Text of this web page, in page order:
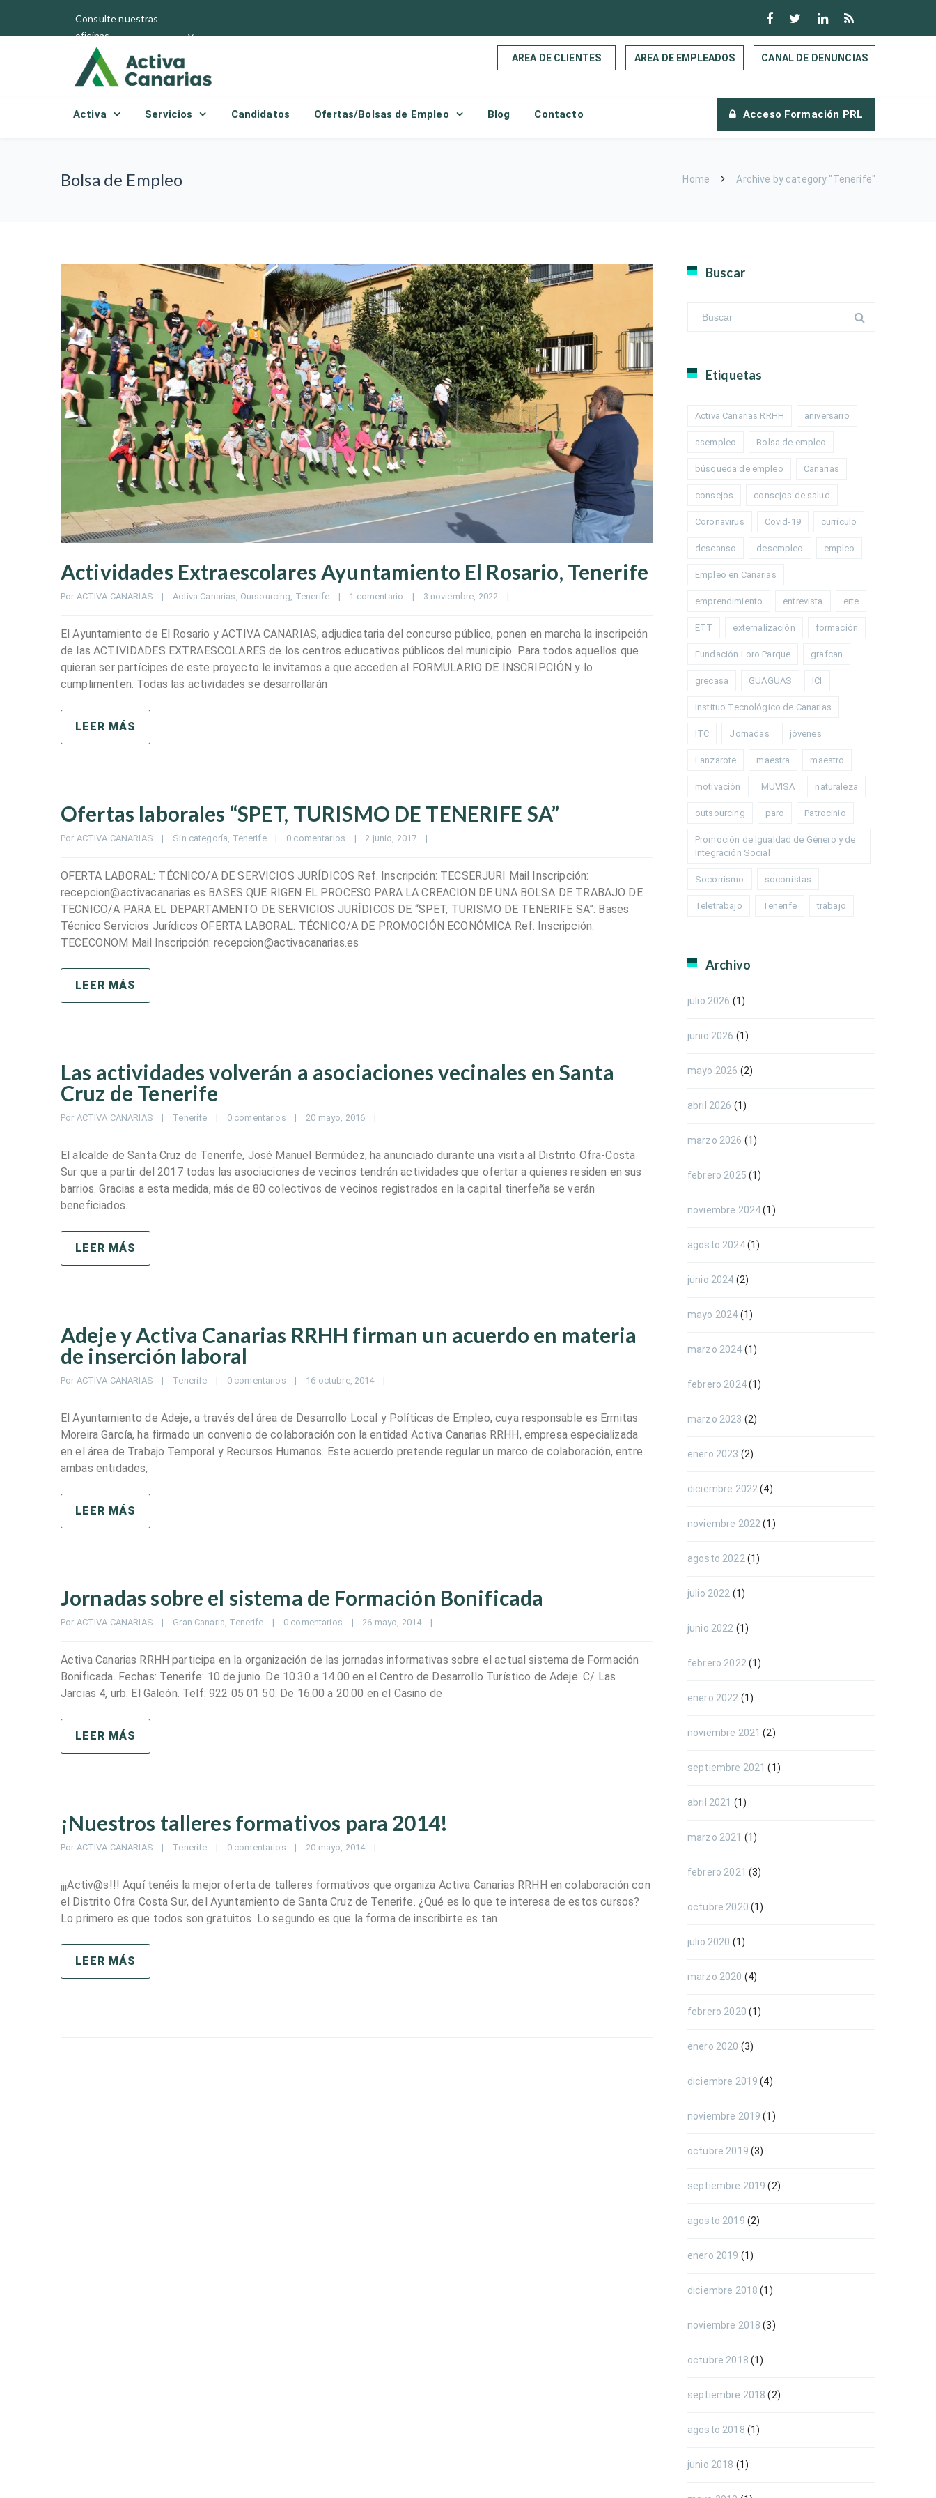
Consulte nuestras
oficinas
AREA DE CLIENTES AREA DE EMPLEADOS CANAL DE DENUNCIAS
Activa Servicios Candidatos Ofertas/Bolsas de Empleo Blog Contacto Acceso Formación PRL
Bolsa de Empleo Home Archive by category "Tenerife"
Actividades Extraescolares Ayuntamiento El Rosario, Tenerife
Por ACTIVA CANARIAS | Activa Canarias , Oursourcing, Tenerife | 1 comentario | 3 noviembre, 2022 |
El Ayuntamiento de El Rosario y ACTIVA CANARIAS, adjudicataria del concurso público, ponen en marcha la inscripción
de las ACTIVIDADES EXTRAESCOLARES de los centros educativos públicos del municipio. Para todos aquellos que
quieran ser partícipes de este proyecto le invitamos a que acceden al FORMULARIO DE INSCRIPCIÓN y lo
cumplimenten. Todas las actividades se desarrollarán
LEER MÁS
Ofertas laborales “SPET, TURISMO DE TENERIFE SA”
Por ACTIVA CANARIAS | Sin categoría, Tenerife | 0 comentarios | 2 junio, 2017 |
OFERTA LABORAL: TÉCNICO/A DE SERVICIOS JURÍDICOS Ref. Inscripción: TECSERJURI Mail Inscripción:
recepcion@activacanarias.es BASES QUE RIGEN EL PROCESO PARA LA CREACION DE UNA BOLSA DE TRABAJO DE
TECNICO/A PARA EL DEPARTAMENTO DE SERVICIOS JURÍDICOS DE “SPET, TURISMO DE TENERIFE SA”: Bases
Técnico Servicios Jurídicos OFERTA LABORAL: TÉCNICO/A DE PROMOCIÓN ECONÓMICA Ref. Inscripción:
TECECONOM Mail Inscripción: recepcion@activacanarias.es
LEER MÁS
Las actividades volverán a asociaciones vecinales en Santa
Cruz de Tenerife
Por ACTIVA CANARIAS | Tenerife | 0 comentarios | 20 mayo, 2016 |
El alcalde de Santa Cruz de Tenerife, José Manuel Bermúdez, ha anunciado durante una visita al Distrito Ofra-Costa
Sur que a partir del 2017 todas las asociaciones de vecinos tendrán actividades que ofertar a quienes residen en sus
barrios. Gracias a esta medida, más de 80 colectivos de vecinos registrados en la capital tinerfeña se verán
beneficiados.
LEER MÁS
Adeje y Activa Canarias RRHH firman un acuerdo en materia
de inserción laboral
Por ACTIVA CANARIAS | Tenerife | 0 comentarios | 16 octubre, 2014 |
El Ayuntamiento de Adeje, a través del área de Desarrollo Local y Políticas de Empleo, cuya responsable es Ermitas
Moreira García, ha firmado un convenio de colaboración con la entidad Activa Canarias RRHH, empresa especializada
en el área de Trabajo Temporal y Recursos Humanos. Este acuerdo pretende regular un marco de colaboración, entre
ambas entidades,
LEER MÁS
Jornadas sobre el sistema de Formación Bonificada
Por ACTIVA CANARIAS | Gran Canaria, Tenerife | 0 comentarios | 26 mayo, 2014 |
Activa Canarias RRHH participa en la organización de las jornadas informativas sobre el actual sistema de Formación
Bonificada. Fechas: Tenerife: 10 de junio. De 10.30 a 14.00 en el Centro de Desarrollo Turístico de Adeje. C/ Las
Jarcias 4, urb. El Galeón. Telf: 922 05 01 50. De 16.00 a 20.00 en el Casino de
LEER MÁS
¡Nuestros talleres formativos para 2014!
Por ACTIVA CANARIAS | Tenerife | 0 comentarios | 20 mayo, 2014 |
¡¡¡Activ@s!!! Aquí tenéis la mejor oferta de talleres formativos que organiza Activa Canarias RRHH en colaboración con
el Distrito Ofra Costa Sur, del Ayuntamiento de Santa Cruz de Tenerife. ¿Qué es lo que te interesa de estos cursos?
Lo primero es que todos son gratuitos. Lo segundo es que la forma de inscribirte es tan
LEER MÁS
Buscar
Etiquetas
Activa Canarias RRHH aniversario
asempleo Bolsa de empleo
búsqueda de empleo Canarias
consejos consejos de salud
Coronavirus Covid-19 currículo
descanso desempleo empleo
Empleo en Canarias
emprendimiento entrevista erte
ETT externalización formación
Fundación Loro Parque grafcan
grecasa GUAGUAS ICI
Instituo Tecnológico de Canarias
ITC Jornadas jóvenes
Lanzarote maestra maestro
motivación MUVISA naturaleza
outsourcing paro Patrocinio
Promoción de Igualdad de Género y de
Integración Social
Socorrismo socorristas
Teletrabajo Tenerife trabajo
Archivo
julio 2026 (1)
junio 2026 (1)
mayo 2026 (2)
abril 2026 (1)
marzo 2026 (1)
febrero 2025 (1)
noviembre 2024(1)
agosto 2024(1)
junio 2024 (2)
mayo 2024 (1)
marzo 2024 (1)
febrero 2024(1)
marzo 2023 (2)
enero 2023 (2)
diciembre 2022 (4)
noviembre 2022 (1)
agosto 2022 (1)
julio 2022 (1)
junio 2022 (1)
febrero 2022 (1)
enero 2022 (1)
noviembre 2021 (2)
septiembre 2021 (1)
abril 2021 (1)
marzo 2021 (1)
febrero 2021 (3)
octubre 2020 (1)
julio 2020 (1)
marzo 2020 (4)
febrero 2020 (1)
enero 2020 (3)
diciembre 2019 (4)
noviembre 2019 (1)
octubre 2019 (3)
septiembre 2019 (2)
agosto 2019 (2)
enero 2019 (1)
diciembre 2018 (1)
noviembre 2018 (3)
octubre 2018 (1)
septiembre 2018 (2)
agosto 2018 (1)
junio 2018 (1)